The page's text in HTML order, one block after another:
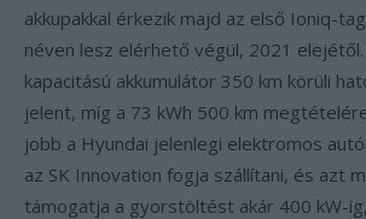
akkupakkal érkezik majd az első Ioniq-
néven lesz elérhető végül, 2021
kapacitású akkumulátor 350 km körüli
jelent, míg a 73 kWh 500 km
jobb a Hyundai jelenlegi elektromos
az SK Innovation fogja szállítani, és azt
támogatja a gyorstöltést akár 400 kW-